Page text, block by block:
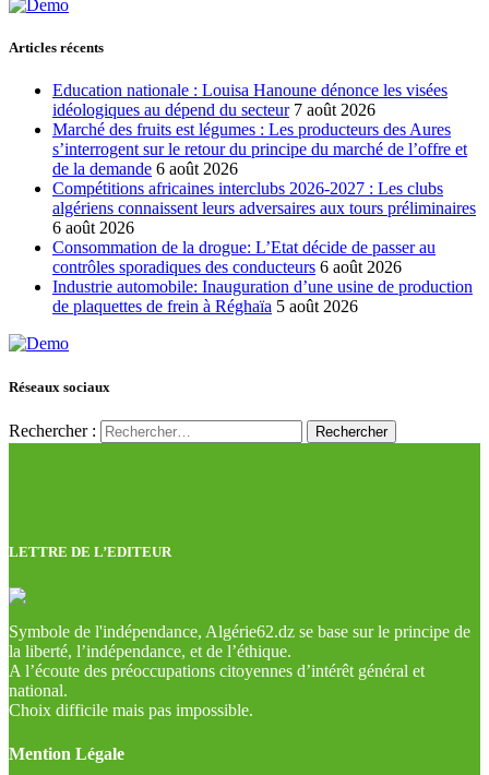
Articles récents
Education nationale : Louisa Hanoune dénonce les visées
idéologiques au dépend du secteur 7 août 2026
Marché des fruits est légumes : Les producteurs des Aures
s’interrogent sur le retour du principe du marché de l’offre et
de la demande 6 août 2026
Compétitions africaines interclubs 2026-2027 : Les clubs
algériens connaissent leurs adversaires aux tours préliminaires
6 août 2026
Consommation de la drogue: L’Etat décide de passer au
contrôles sporadiques des conducteurs 6 août 2026
Industrie automobile: Inauguration d’une usine de production
de plaquettes de frein à Réghaïa 5 août 2026
Réseaux sociaux
Rechercher :
LETTRE DE L’EDITEUR
Symbole de l'indépendance, Algérie62.dz se base sur le principe de
la liberté, l’indépendance, et de l’éthique.
A l’écoute des préoccupations citoyennes d’intérêt général et
national.
Choix difficile mais pas impossible.
Mention Légale